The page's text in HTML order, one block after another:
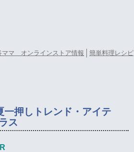
ママ オンラインストア情報 簡単料理レシピ
一押しトレンド・アイテ
ス